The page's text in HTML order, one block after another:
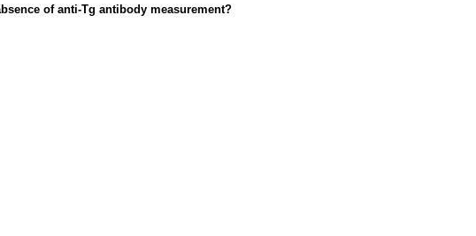
of anti-Tg antibody measurement?